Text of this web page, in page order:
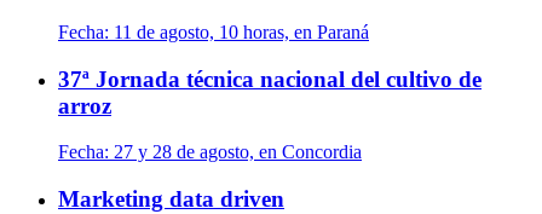
Fecha: 11 de agosto, 10 horas, en Paraná
37ª Jornada técnica nacional del cultivo de
arroz
Fecha: 27 y 28 de agosto, en Concordia
Marketing data driven